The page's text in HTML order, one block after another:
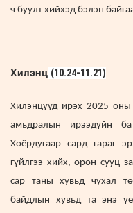
ч буулт хийхэд бэлэн
Хилэнц (10.24-11.21)
Хилэнцүүд ирэх 2025 оны
амьдралын ирээдүйн
Хоёрдугаар сард гараг
гүйлгээ хийх, орон сууц
сар таны хувьд чухал
байдлын хувьд та энэ